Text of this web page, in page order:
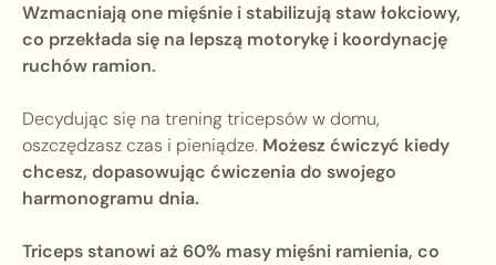
Wzmacniają one mięśnie i stabilizują staw łokciowy,
co przekłada się na lepszą motorykę i koordynację
ruchów ramion.
Decydując się na trening tricepsów w domu,
oszczędzasz czas i pieniądze. Możesz ćwiczyć kiedy
chcesz, dopasowując ćwiczenia do swojego
harmonogramu dnia.
Triceps stanowi aż 60% masy mięśni ramienia, co